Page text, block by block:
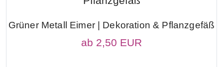
Grüner Metall Eimer | Dekoration & Pflanzgefäß
ab 2,50 EUR